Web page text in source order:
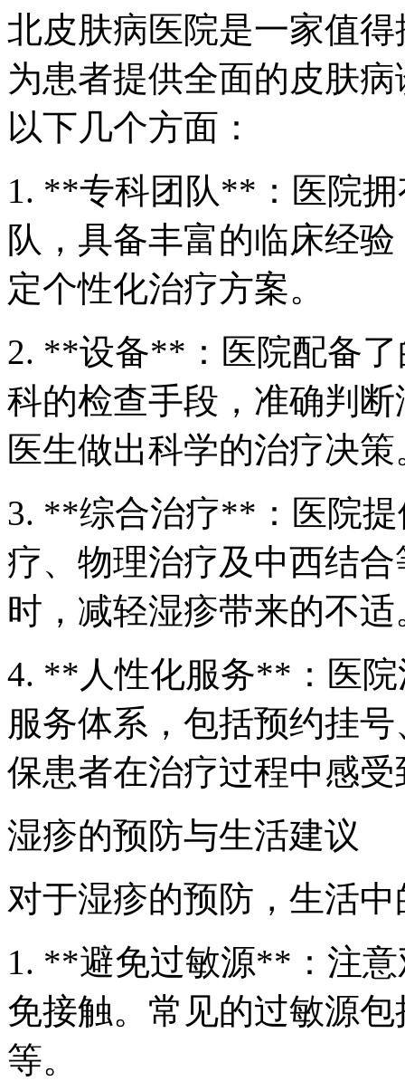
北皮肤病医院是一家值
为患者提供全面的皮肤
以下几个方面：
1. **专科团队**：医院
队，具备丰富的临床经
定个性化治疗方案。
2. **设备**：医院配备
科的检查手段，准确判
医生做出科学的治疗决策
3. **综合治疗**：医院
疗、物理治疗及中西结
时，减轻湿疹带来的不适
4. **人性化服务**：医
服务体系，包括预约挂
保患者在治疗过程中感
湿疹的预防与生活建议
对于湿疹的预防，生活
1. **避免过敏源**：注
免接触。常见的过敏源
等。